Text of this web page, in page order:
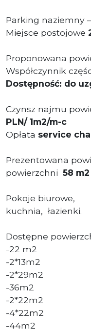
Parking naziemny
Miejsce postojowe
Proponowana
Współczynnik
Dostępność: do
Czynsz najmu
PLN/ 1m2/m-c
Opłata service
Prezentowana
powierzchni 58 m2
Pokoje biurowe,
kuchnia, łazienki.
Dostępne
-22 m2
-2*13m2
-2*29m2
-36m2
-2*22m2
-4*22m2
-44m2